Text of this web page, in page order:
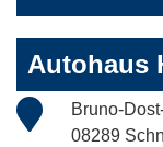
Autohaus
Bruno-
08289